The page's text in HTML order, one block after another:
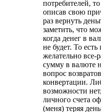
потребителей,
описав свою
раз вернуть
заметить, что
когда денег в
не будет. То
желательно все-
сумму в валюте
вопрос
конвертации.
возможности
личного счета
(меня) теряя